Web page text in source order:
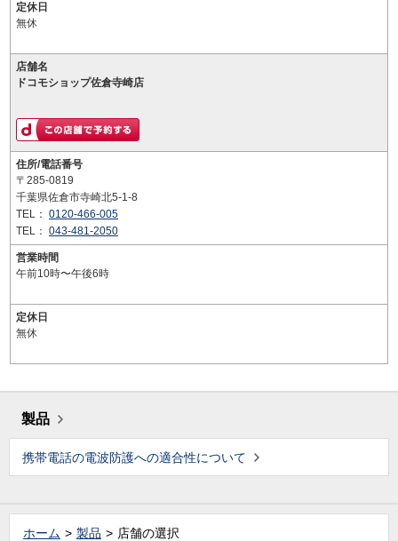
定休日
無休
店舗名
ドコモショップ佐倉寺崎店
住所/電話番号
〒285-0819
千葉県佐倉市寺崎北5-1-8
TEL： 0120-466-005
TEL： 043-481-2050
営業時間
午前10時〜午後6時
定休日
無休
製品
携帯電話の電波防護への適合性について
ホーム 製品 店舗の選択